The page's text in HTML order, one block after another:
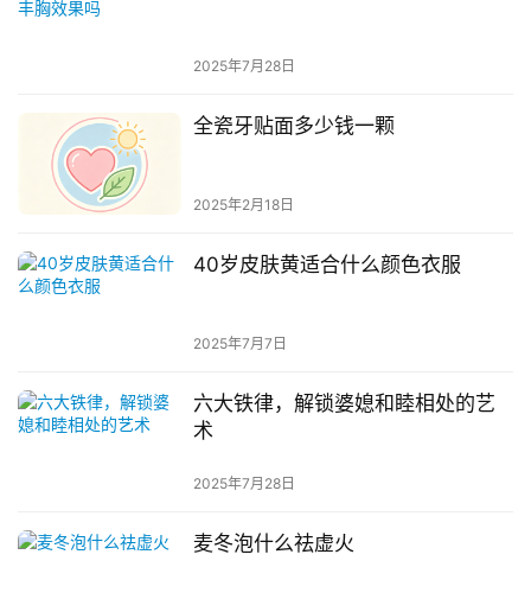
2025年7月28日
全瓷牙贴面多少钱一颗
2025年2月18日
40岁皮肤黄适合什么颜色衣服
2025年7月7日
六大铁律，解锁婆媳和睦相处的艺
术
2025年7月28日
麦冬泡什么祛虚火